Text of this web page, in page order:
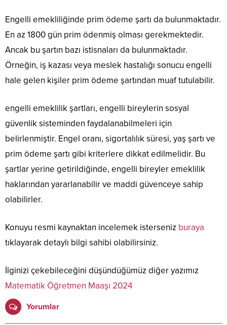
Engelli emekliliğinde prim ödeme şartı da bulunmaktadır.
En az 1800 gün prim ödenmiş olması gerekmektedir.
Ancak bu şartın bazı istisnaları da bulunmaktadır.
Örneğin, iş kazası veya meslek hastalığı sonucu engelli
hale gelen kişiler prim ödeme şartından muaf tutulabilir.
engelli emeklilik şartları, engelli bireylerin sosyal
güvenlik sisteminden faydalanabilmeleri için
belirlenmiştir. Engel oranı, sigortalılık süresi, yaş şartı ve
prim ödeme şartı gibi kriterlere dikkat edilmelidir. Bu
şartlar yerine getirildiğinde, engelli bireyler emeklilik
haklarından yararlanabilir ve maddi güvenceye sahip
olabilirler.
Konuyu resmi kaynaktan incelemek isterseniz buraya
tıklayarak detaylı bilgi sahibi olabilirsiniz.
İlginizi çekebileceğini düşündüğümüz diğer yazımız
Matematik Öğretmen Maaşı 2024
Yorumlar